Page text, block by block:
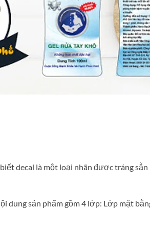
decal là một loại nhãn được tráng sẵn
dung sản phẩm gồm 4 lớp: Lớp mặt